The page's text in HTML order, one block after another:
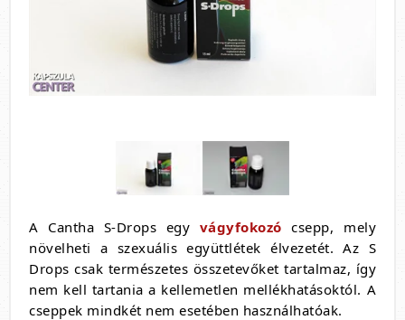
A Cantha S-Drops egy vágyfokozó csepp, mely
növelheti a szexuális együttlétek élvezetét. Az S
Drops csak természetes összetevőket tartalmaz, így
nem kell tartania a kellemetlen mellékhatásoktól. A
cseppek mindkét nem esetében használhatóak.